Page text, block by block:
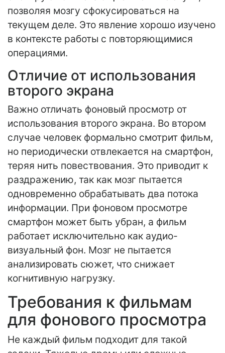
позволяя мозгу сфокусироваться на
текущем деле. Это явление хорошо изучено
в контексте работы с повторяющимися
операциями.
Отличие от использования
второго экрана
Важно отличать фоновый просмотр от
использования второго экрана. Во втором
случае человек формально смотрит фильм,
но периодически отвлекается на смартфон,
теряя нить повествования. Это приводит к
раздражению, так как мозг пытается
одновременно обрабатывать два потока
информации. При фоновом просмотре
смартфон может быть убран, а фильм
работает исключительно как аудио-
визуальный фон. Мозг не пытается
анализировать сюжет, что снижает
когнитивную нагрузку.
Требования к фильмам
для фонового просмотра
Не каждый фильм подходит для такой